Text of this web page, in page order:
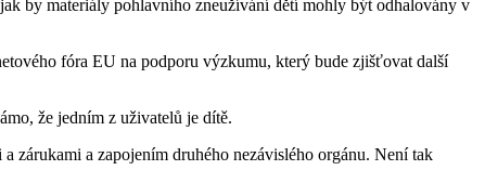
by materiály pohlavního zneužívání dětí mohly být odhalovány v
fóra EU na podporu výzkumu, který bude zjišťovat další
že jedním z uživatelů je dítě.
zárukami a zapojením druhého nezávislého orgánu. Není tak